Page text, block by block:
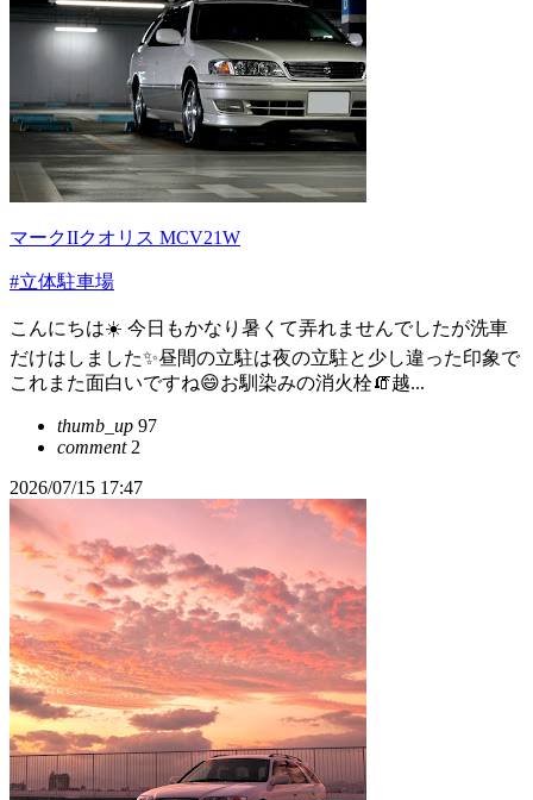
マークIIクオリス MCV21W
#立体駐車場
こんにちは☀️ 今日もかなり暑くて弄れませんでしたが洗車
だけはしました✨️昼間の立駐は夜の立駐と少し違った印象で
これまた面白いですね😄お馴染みの消火栓🧯越...
thumb_up 97
comment2
2026/07/15 17:47